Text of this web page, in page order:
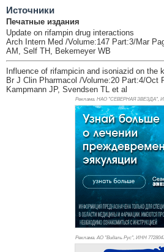
Источники
Печатные издания
Update on rifampin drug interactions
Arch Intern Med /Volume:147 Part:3/Mar
AM, Self TH, Bekemeyer WB
Influence of rifampicin and isoniazid on the
Br J Clin Pharmacol /Volume:20 Part:4/Oct
Kampmann JP, Svendsen TL et al
Реклама. НАО "СЕВЕРНАЯ ЗВЕЗДА",
Реклама. АО "Видаль Рус", ИНН 772